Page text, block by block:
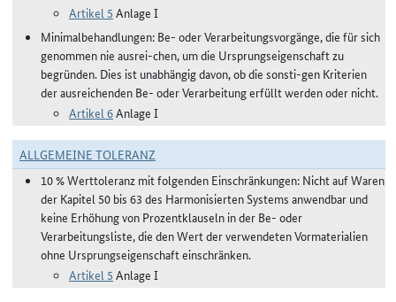
Artikel 5 Anlage I
Minimalbehandlungen: Be- oder Verarbeitungsvorgänge, die für sich
genommen nie ausrei-chen, um die Ursprungseigenschaft zu
begründen. Dies ist unabhängig davon, ob die sonsti-gen Kriterien
der ausreichenden Be- oder Verarbeitung erfüllt werden oder nicht.
Artikel 6Anlage I
ALLGEMEINE TOLERANZ
10 % Werttoleranz mit folgenden Einschränkungen: Nicht auf Waren
der Kapitel 50 bis 63 des Harmonisierten Systems anwendbar und
keine Erhöhung von Prozentklauseln in der Be- oder
Verarbeitungsliste, die den Wert der verwendeten Vormaterialien
ohne Ursprungseigenschaft einschränken.
Artikel 5 Anlage I